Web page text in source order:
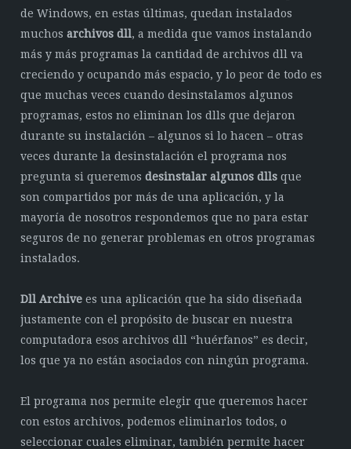
de Windows, en estas últimas, quedan instalados
muchos archivos dll, a medida que vamos instalando
más y más programas la cantidad de archivos dll va
creciendo y ocupando más espacio, y lo peor de todo es
que muchas veces cuando desinstalamos algunos
programas, estos no eliminan los dlls que dejaron
durante su instalación – algunos si lo hacen – otras
veces durante la desinstalación el programa nos
pregunta si queremos desinstalar algunos dlls que
son compartidos por más de una aplicación, y la
mayoría de nosotros respondemos que no para estar
seguros de no generar problemas en otros programas
instalados.
Dll Archive es una aplicación que ha sido diseñada
justamente con el propósito de buscar en nuestra
computadora esos archivos dll “huérfanos” es decir,
los que ya no están asociados con ningún programa.
El programa nos permite elegir que queremos hacer
con estos archivos, podemos eliminarlos todos, o
seleccionar cuales eliminar, también permite hacer